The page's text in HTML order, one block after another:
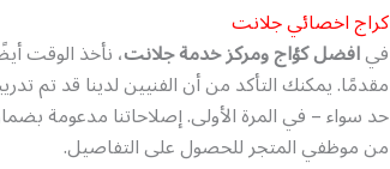
كراج اخصائي جلانت
فيافضل كؤاج ومركز خدمة جلانت، نأخذ الوقت
مقدمًا. يمكنك التأكد من أن الفنيين لدينا قد تم
حد سواء – في المرة الأولى. إصلاحاتنا مدعومة
من موظفي المتجر للحصول على التفاصيل.